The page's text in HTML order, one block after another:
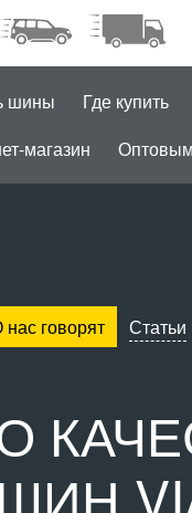
шины Где купить
магазин
нас говорят Статьи